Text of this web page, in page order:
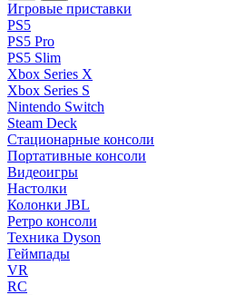
Игровые приставки
PS5
PS5 Pro
PS5 Slim
Xbox Series X
Xbox Series S
Nintendo Switch
Steam Deck
Стационарные консоли
Портативные консоли
Видеоигры
Настолки
Колонки JBL
Ретро консоли
Техника Dyson
Геймпады
VR
RC